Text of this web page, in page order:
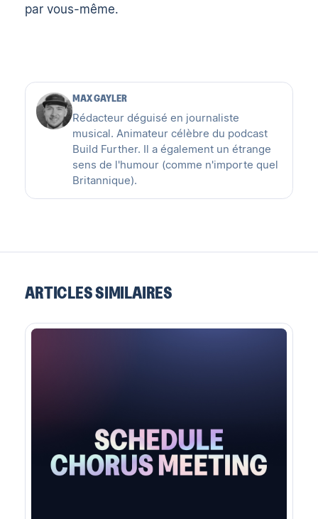
par vous-même.
MAX GAYLER
Rédacteur déguisé en journaliste
musical. Animateur célèbre du podcast
Build Further. Il a également un étrange
sens de l'humour (comme n'importe quel
Britannique).
ARTICLES SIMILAIRES